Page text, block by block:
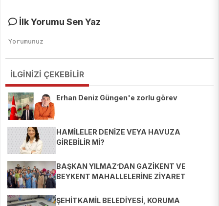
İlk Yorumu Sen Yaz
İLGİNİZİ ÇEKEBİLİR
Erhan Deniz Güngen'e zorlu görev
HAMİLELER DENİZE VEYA HAVUZA
GİREBİLİR Mİ?
BAŞKAN YILMAZ’DAN GAZİKENT VE
BEYKENT MAHALLELERİNE ZİYARET
ŞEHİTKAMİL BELEDİYESİ, KORUMA